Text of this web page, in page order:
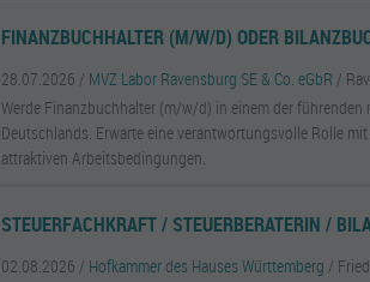
FINANZBUCHHALTER (M/W/D) ODER
28.07.2026 / MVZ Labor Ravensburg SE & Co. eGbR /
Werde Finanzbuchhalter (m/w/d) in einem der führenden
Deutschlands. Erwarte eine verantwortungsvolle Rolle
attraktiven Arbeitsbedingungen.
STEUERFACHKRAFT / STEUERBERATERIN /
02.08.2026 / Hofkammer des Hauses Württemberg /